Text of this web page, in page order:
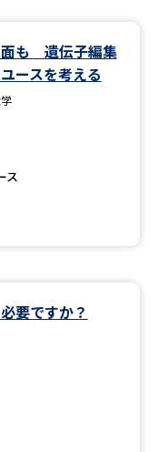
面も 遺伝子編集
ースを考える
ス
要ですか？